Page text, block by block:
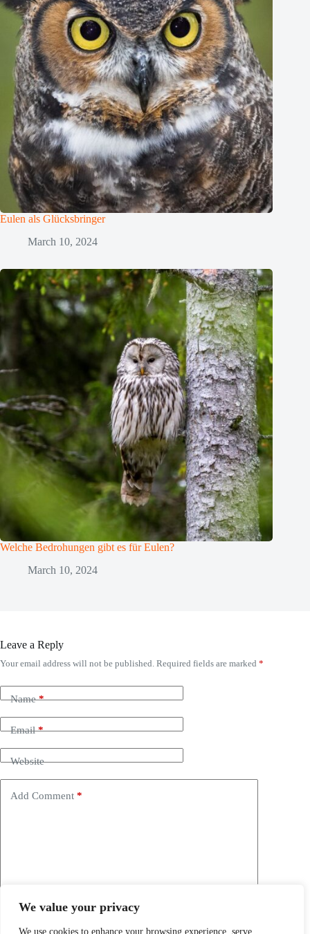
We value your privacy
We use cookies to enhance your browsing experience, serve
Eulen als Glücksbringer
March 10, 2024
Welche Bedrohungen gibt es für Eulen?
March 10, 2024
Leave a Reply
Your email address will not be published. Required fields are marked *
Name*
Email*
Website
Add Comment *
Save my name, email and website in this browser for the